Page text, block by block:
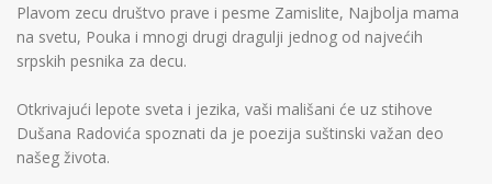
Plavom zecu društvo prave i pesme Zamislite, Najbolja mama
na svetu, Pouka i mnogi drugi dragulji jednog od najvećih
srpskih pesnika za decu.
Otkrivajući lepote sveta i jezika, vaši mališani će uz stihove
Dušana Radovića spoznati da je poezija suštinski važan deo
našeg života.